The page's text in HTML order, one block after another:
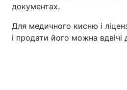
документах.
Для медичного кисню і
і продати його можна вдвічі